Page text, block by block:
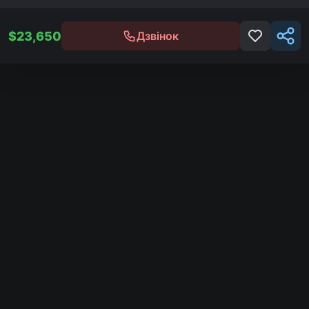
$23,650 Дзвінок